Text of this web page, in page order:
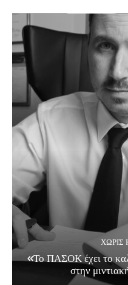
ΧΩΡΊΣ
«Το ΠΑΣΟΚ έχει το
στην